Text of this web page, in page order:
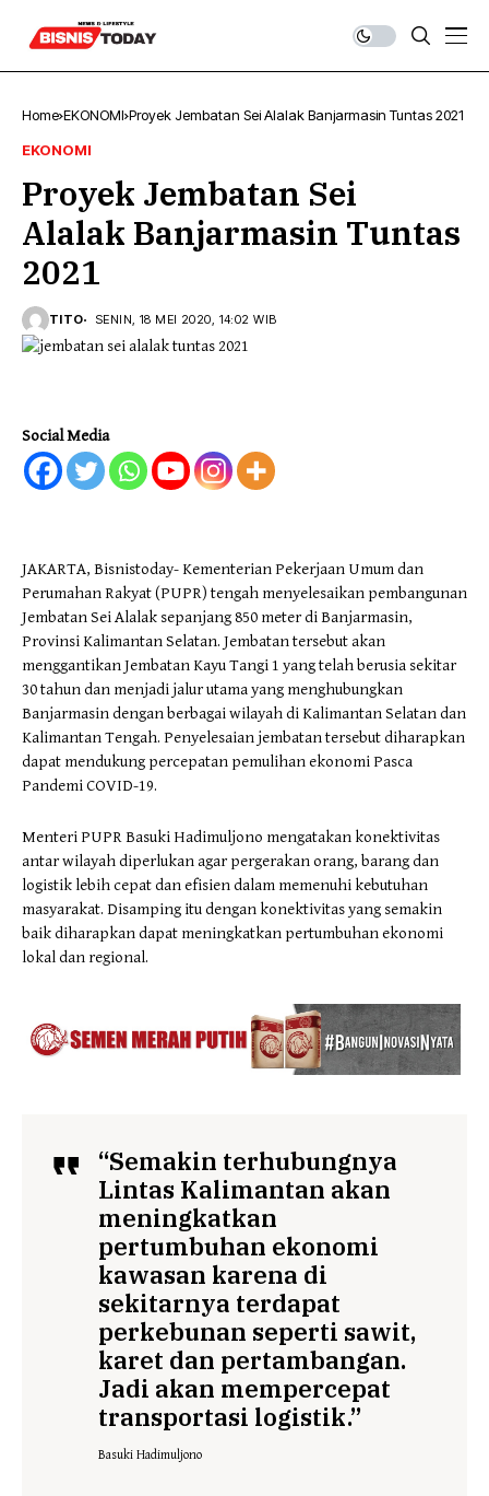
Home EKONOMI Proyek Jembatan Sei Alalak Banjarmasin Tuntas 2021
EKONOMI
Proyek Jembatan Sei
Alalak Banjarmasin Tuntas
2021
TITO SENIN, 18 MEI 2020, 14:02 WIB
Social Media
JAKARTA, Bisnistoday- Kementerian Pekerjaan Umum dan
Perumahan Rakyat (PUPR) tengah menyelesaikan pembangunan
Jembatan Sei Alalak sepanjang 850 meter di Banjarmasin,
Provinsi Kalimantan Selatan. Jembatan tersebut akan
menggantikan Jembatan Kayu Tangi 1 yang telah berusia sekitar
30 tahun dan menjadi jalur utama yang menghubungkan
Banjarmasin dengan berbagai wilayah di Kalimantan Selatan dan
Kalimantan Tengah. Penyelesaian jembatan tersebut diharapkan
dapat mendukung percepatan pemulihan ekonomi Pasca
Pandemi COVID-19.
Menteri PUPR Basuki Hadimuljono mengatakan konektivitas
antar wilayah diperlukan agar pergerakan orang, barang dan
logistik lebih cepat dan efisien dalam memenuhi kebutuhan
masyarakat. Disamping itu dengan konektivitas yang semakin
baik diharapkan dapat meningkatkan pertumbuhan ekonomi
lokal dan regional.
“Semakin terhubungnya
Lintas Kalimantan akan
meningkatkan
pertumbuhan ekonomi
kawasan karena di
sekitarnya terdapat
perkebunan seperti sawit,
karet dan pertambangan.
Jadi akan mempercepat
transportasi logistik.”
Basuki Hadimuljono